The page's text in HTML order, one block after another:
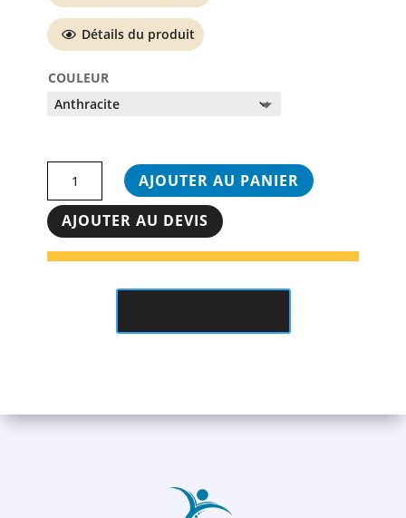
Détails du produit
COULEUR
Coussin
Franco
&
60x45x30cm
AJOUTER AU PANIER
AJOUTER AU DEVIS